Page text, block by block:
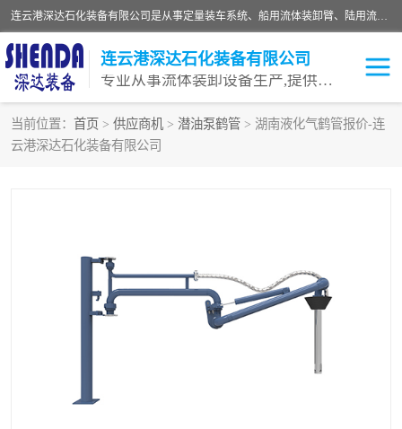
连云港深达石化装备有限公司是从事定量装车系统、船用流体装卸臂、陆用流体装卸臂（鹤管）、活动梯、钢构平台等全系列流体装卸设备的设计、制造、销售以及服务的专业供应商。公司始终以客户为中心，密切跟踪国内外油气储运及装卸设备先进技术的发展，以先进的技术、优质的产品、一流的服务，满足客户需求。
连云港深达石化装备有限公司
专业从事流体装卸设备生产,提供全面解决方案，生产与定制服务
当前位置： 首页 > 供应商机 > 潜油泵鹤管 > 湖南液化气鹤管报价-连
云港深达石化装备有限公司
鹤管
流体装卸臂 输油臂
汽车鹤管